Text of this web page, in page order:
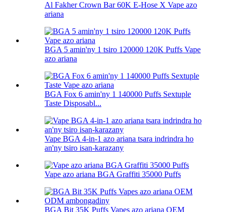
Al Fakher Crown Bar 60K E-Hose X Vape azo
ariana
BGA 5 amin'ny 1 tsiro 120000 120K Puffs Vape
azo ariana
BGA Fox 6 amin'ny 1 140000 Puffs Sextuple
Taste Disposabl...
Vape BGA 4-in-1 azo ariana tsara indrindra ho
an'ny tsiro isan-karazany
Vape azo ariana BGA Graffiti 35000 Puffs
BGA Bit 35K Puffs Vapes azo ariana OEM